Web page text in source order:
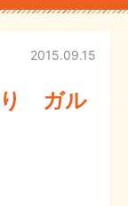
り ガル
2015.09.15